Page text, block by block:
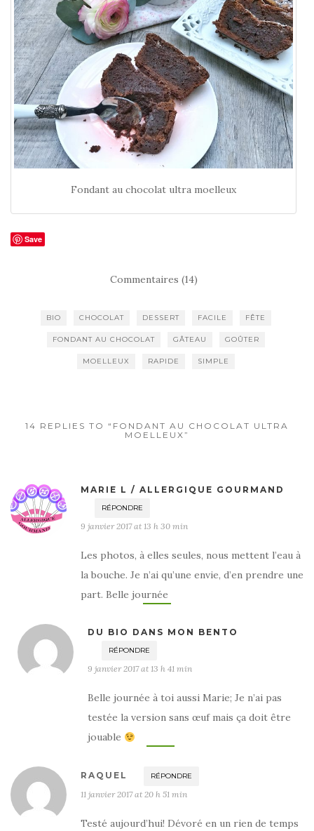
Fondant au chocolat ultra moelleux
Save
Commentaires (14)
BIO CHOCOLAT DESSERT FACILE FÊTE
FONDANT AU CHOCOLAT GÂTEAU GOÛTER
MOELLEUX RAPIDE SIMPLE
14 REPLIES TO “FONDANT AU CHOCOLAT ULTRA
MOELLEUX”
MARIE L / ALLERGIQUE GOURMAND
RÉPONDRE
9 janvier 2017 at 13 h 30 min
Les photos, à elles seules, nous mettent l’eau à
la bouche. Je n’ai qu’une envie, d’en prendre une
part. Belle journée
DU BIO DANS MON BENTO
RÉPONDRE
9 janvier 2017 at 13 h 41 min
Belle journée à toi aussi Marie; Je n’ai pas
testée la version sans œuf mais ça doit être
jouable
RAQUEL RÉPONDRE
11 janvier 2017 at 20 h 51 min
Testé aujourd’hui! Dévoré en un rien de temps